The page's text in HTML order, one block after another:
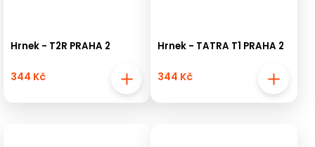
Hrnek - T2R PRAHA 2
344 Kč
Hrnek - TATRA T1 PRAHA 2
344 Kč